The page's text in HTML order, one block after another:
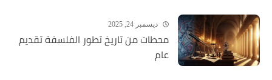
ديسمبر 24, 2025
محطات من تاريخ تطور الفلسفة تقديم
عام